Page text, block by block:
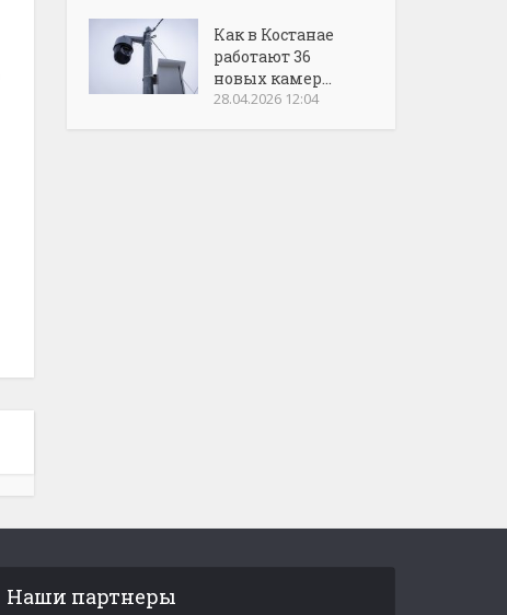
Как в Костанае
работают 36
новых камер...
28.04.2026 12:04
Наши партнеры